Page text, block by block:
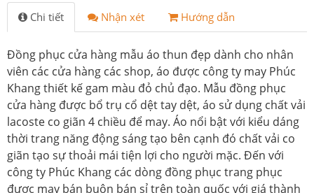
Chi tiết Nhận xét Hướng dẫn
Đồng phục cửa hàng mẫu áo thun đẹp dành cho nhân
viên các cửa hàng các shop, áo được công ty may Phúc
Khang thiết kế gam màu đỏ chủ đạo. Mẫu đồng phục
cửa hàng được bổ trụ cổ dệt tay dệt, áo sử dụng chất vải
lacoste co giãn 4 chiều để may. Áo nổi bật với kiểu dáng
thời trang năng động sáng tạo bên cạnh đó chất vải co
giãn tạo sự thoải mái tiện lợi cho người mặc. Đến với
công ty Phúc Khang các dòng đồng phục trang phục
được may bán buôn bán sỉ trên toàn quốc với giá thành